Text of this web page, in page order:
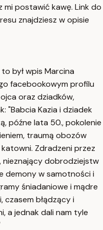
mi postawić kawę. Link do
znajdziesz w opisie
był wpis Marcina
facebookowym profilu
oraz dziadków,
"Babcia Kazia i dziadek
późne lata 50., pokolenie
traumą obozów
Zdradzeni przez
nieznający dobrodziejstw
demony w samotności i
śniadaniowe i mądre
czasem błądzący i
a jednak dali nam tyle